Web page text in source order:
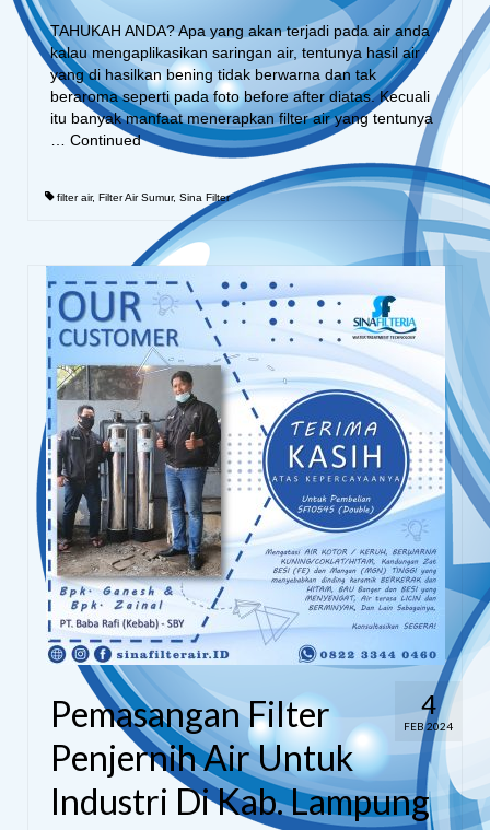
TAHUKAH ANDA? Apa yang akan terjadi pada air anda
kalau mengaplikasikan saringan air, tentunya hasil air
yang di hasilkan bening tidak berwarna dan tak
beraroma seperti pada foto before after diatas. Kecuali
itu banyak manfaat menerapkan filter air yang tentunya
Continued
filter air, Filter Air Sumur, Sina Filter
4
FEB 2024
Pemasangan Filter
Penjernih Air Untuk
Industri Di Kab. Lampung